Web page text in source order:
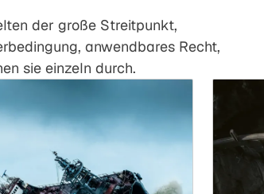
der große Streitpunkt,
anwendbares Recht,
sie einzeln durch.